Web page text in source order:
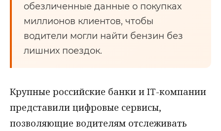
обезличенные данные о покупках
миллионов клиентов, чтобы
водители могли найти бензин без
лишних поездок.
Крупные российские банки и IT-компании
представили цифровые сервисы,
позволяющие водителям отслеживать